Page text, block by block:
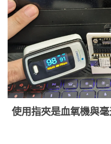
使用指夾是血氧機與